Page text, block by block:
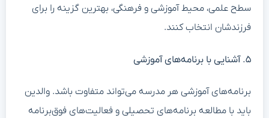
سطح علمی، محیط آموزشی و فرهنگی، بهترین گزینه را برای
فرزندشان انتخاب کنند.
۵. آشنایی با برنامه‌های آموزشی
برنامه‌های آموزشی هر مدرسه می‌تواند متفاوت باشد. والدین
باید با مطالعه برنامه‌های تحصیلی و فعالیت‌های فوق‌برنامه